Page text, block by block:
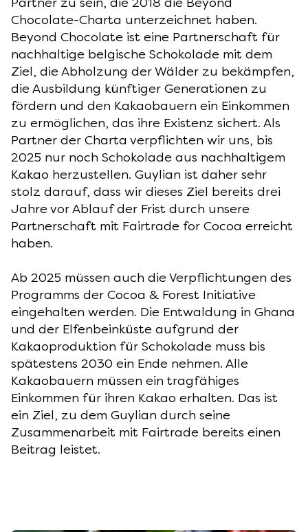
Chocolate-Charta unterzeichnet haben.
Beyond Chocolate ist eine Partnerschaft für
nachhaltige belgische Schokolade mit dem
Ziel, die Abholzung der Wälder zu bekämpfen,
die Ausbildung künftiger Generationen zu
fördern und den Kakaobauern ein Einkommen
zu ermöglichen, das ihre Existenz sichert. Als
Partner der Charta verpflichten wir uns, bis
2025 nur noch Schokolade aus nachhaltigem
Kakao herzustellen. Guylian ist daher sehr
stolz darauf, dass wir dieses Ziel bereits drei
Jahre vor Ablauf der Frist durch unsere
Partnerschaft mit Fairtrade for Cocoa erreicht
haben.
Ab 2025 müssen auch die Verpflichtungen des
Programms der Cocoa & Forest Initiative
eingehalten werden. Die Entwaldung in Ghana
und der Elfenbeinküste aufgrund der
Kakaoproduktion für Schokolade muss bis
spätestens 2030 ein Ende nehmen. Alle
Kakaobauern müssen ein tragfähiges
Einkommen für ihren Kakao erhalten. Das ist
ein Ziel, zu dem Guylian durch seine
Zusammenarbeit mit Fairtrade bereits einen
Beitrag leistet.